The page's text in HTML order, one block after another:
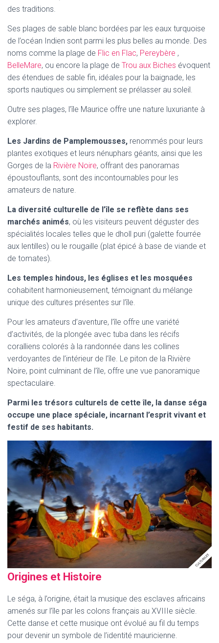
des traditions.
Ses plages de sable blanc bordées par les eaux turquoise
de l’océan Indien sont parmi les plus belles au monde. Des
noms comme la plage de Flic en Flac, Pereybère ,
BelleMare, ou encore la plage de Trou aux Biches évoquent
des étendues de sable fin, idéales pour la baignade, les
sports nautiques ou simplement se prélasser au soleil.
Outre ses plages, l’île Maurice offre une nature luxuriante à
explorer.
Les Jardins de Pamplemousses, renommés pour leurs
plantes exotiques et leurs nénuphars géants, ainsi que les
Gorges de la Rivière Noire, offrant des panoramas
époustouflants, sont des incontournables pour les
amateurs de nature.
La diversité culturelle de l’île se reflète dans ses
marchés animés, où les visiteurs peuvent déguster des
spécialités locales telles que le dholl puri (galette fourrée
aux lentilles) ou le rougaille (plat épicé à base de viande et
de tomates).
Les temples hindous, les églises et les mosquées
cohabitent harmonieusement, témoignant du mélange
unique des cultures présentes sur l’île.
Pour les amateurs d’aventure, l’île offre une variété
d’activités, de la plongée avec tuba dans les récifs
coralliens colorés à la randonnée dans les collines
verdoyantes de l’intérieur de l’île. Le piton de la Rivière
Noire, point culminant de l’île, offre une vue panoramique
spectaculaire.
Parmi les trésors culturels de cette île, la danse séga
occupe une place spéciale, incarnant l’esprit vivant et
festif de ses habitants.
Origines et Histoire
Le séga, à l’origine, était la musique des esclaves africains
amenés sur l’île par les colons français au XVIIIe siècle.
Cette danse et cette musique ont évolué au fil du temps
pour devenir un symbole de l’identité mauricienne.